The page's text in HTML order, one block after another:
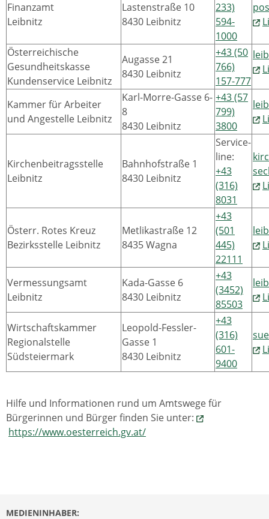
Finanzamt
Leibnitz
Lastenstraße 10
8430 Leibnitz
233)
594-
1000
Österreichische
Gesundheitskasse
Kundenservice Leibnitz
Augasse 21
8430 Leibnitz
+43 (50
766)
157-777
Kammer für Arbeiter
und Angestelle Leibnitz
Karl-Morre-Gasse 6-
8
8430 Leibnitz
+43 (57
799)
3800
Kirchenbeitragsstelle
Leibnitz
Bahnhofstraße 1
8430 Leibnitz
Service-
line:
+43
(316)
8031
Österr. Rotes Kreuz
Bezirksstelle Leibnitz
Metlikastraße 12
8435 Wagna
+43
(501
445)
22111
Vermessungsamt
Leibnitz
Kada-Gasse 6
8430 Leibnitz
+43
(3452)
85503
Wirtschaftskammer
Regionalstelle
Südsteiermark
Leopold-Fessler-
Gasse 1
8430 Leibnitz
+43
(316)
601-
9400
Hilfe und Informationen rund um Amtswege für
Bürgerinnen und Bürger finden Sie unter:
https://www.oesterreich.gv.at/
MEDIENINHABER: